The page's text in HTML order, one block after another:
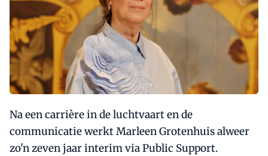
Na een carrière in de luchtvaart en de
communicatie werkt Marleen Grotenhuis alweer
zo'n zeven jaar interim via Public Support.